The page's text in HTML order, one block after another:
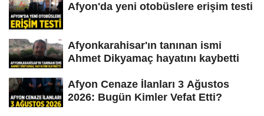
Afyon'da yeni otobüslere erişim testi
Afyonkarahisar'ın tanınan ismi
Ahmet Dikyamaç hayatını kaybetti
Afyon Cenaze İlanları 3 Ağustos
2026: Bugün Kimler Vefat Etti?